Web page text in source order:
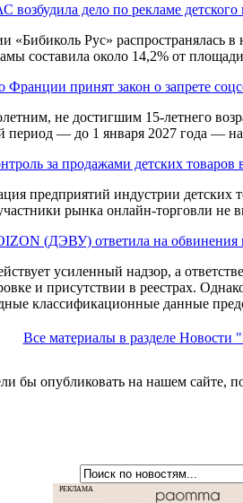
возбудила дело по рекламе
Рус» распространялась
составила около 14,2% от
Франции принят закон о запрете
не достигшим 15-летнего
— до 1 января 2027 года —
за продажами детских товаров
предприятий индустрии
рынка онлайн-торговли
(ДЭВУ) ответила на обвинения
усиленный надзор, а
и присутствии в реестрах.
классификационные данные
Все материалы в разделе Новости
бы опубликовать на нашем сайте,
РЕКЛАМА